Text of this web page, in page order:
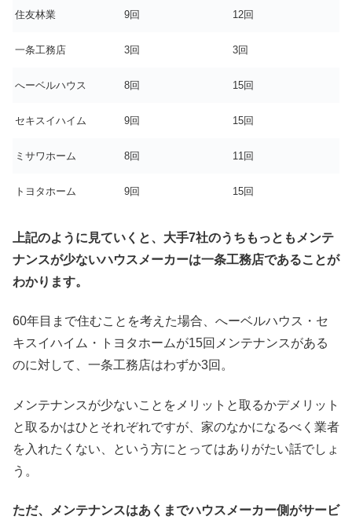
住友林業 9回 12回
一条工務店 3回 3回
へーベルハウス 8回 15回
セキスイハイム 9回 15回
ミサワホーム 8回 11回
トヨタホーム 9回 15回
上記のように見ていくと、大手7社のうちもっともメンテ
ナンスが少ないハウスメーカーは一条工務店であることが
わかります。
60年目まで住むことを考えた場合、へーベルハウス・セ
キスイハイム・トヨタホームが15回メンテナンスがある
のに対して、一条工務店はわずか3回。
メンテナンスが少ないことをメリットと取るかデメリット
と取るかはひとそれぞれですが、家のなかになるべく業者
を入れたくない、という方にとってはありがたい話でしょ
う。
ただ、メンテナンスはあくまでハウスメーカー側がサービ